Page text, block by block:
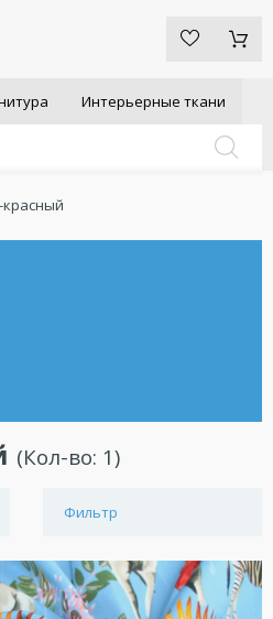
Интерьерные ткани
(Кол-во: 1)
Фильтр